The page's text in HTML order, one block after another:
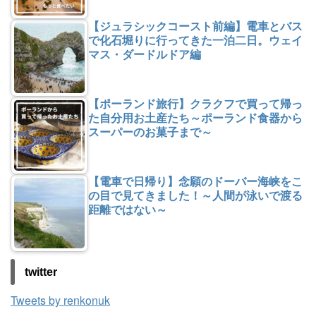
【ジュラシックコースト前編】電車とバス
で化石堀りに行ってきた一泊二日。ウェイ
マス・ダードルドア編
【ポーランド旅行】クラクフで買って帰っ
た自分用お土産たち～ポーランド食器から
スーパーのお菓子まで～
【電車で日帰り】念願のドーバー海峡をこ
の目で見てきました！～人間が泳いで渡る
距離ではない～
twitter
Tweets by renkonuk